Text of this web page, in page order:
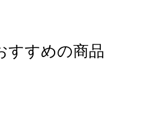
すすめの商品